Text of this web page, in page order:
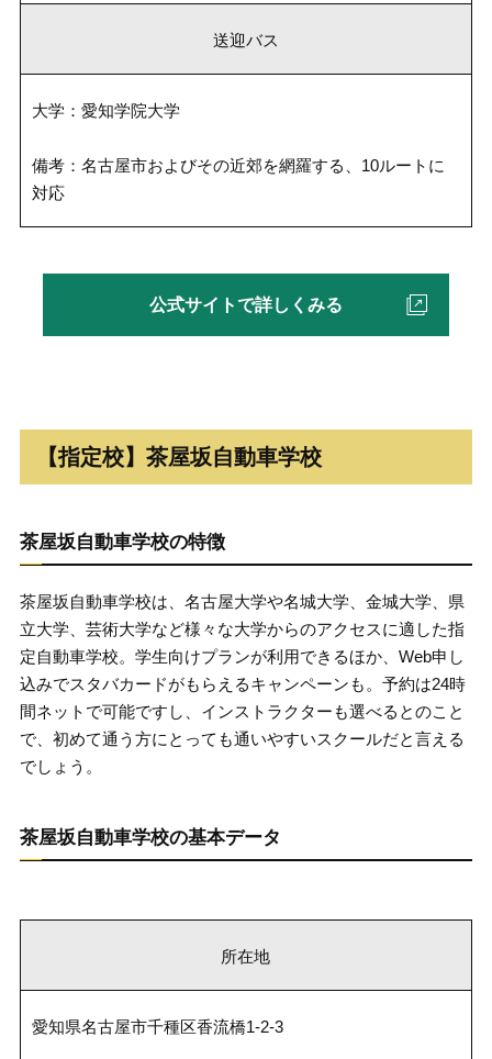
送迎バス
大学：愛知学院大学
備考：名古屋市およびその近郊を網羅する、10ルートに
対応
公式サイトで詳しくみる
【指定校】茶屋坂自動車学校
茶屋坂自動車学校の特徴
茶屋坂自動車学校は、名古屋大学や名城大学、金城大学、県
立大学、芸術大学など様々な大学からのアクセスに適した指
定自動車学校。学生向けプランが利用できるほか、Web申し
込みでスタバカードがもらえるキャンペーンも。予約は24時
間ネットで可能ですし、インストラクターも選べるとのこと
で、初めて通う方にとっても通いやすいスクールだと言える
でしょう。
茶屋坂自動車学校の基本データ
所在地
愛知県名古屋市千種区香流橋1-2-3